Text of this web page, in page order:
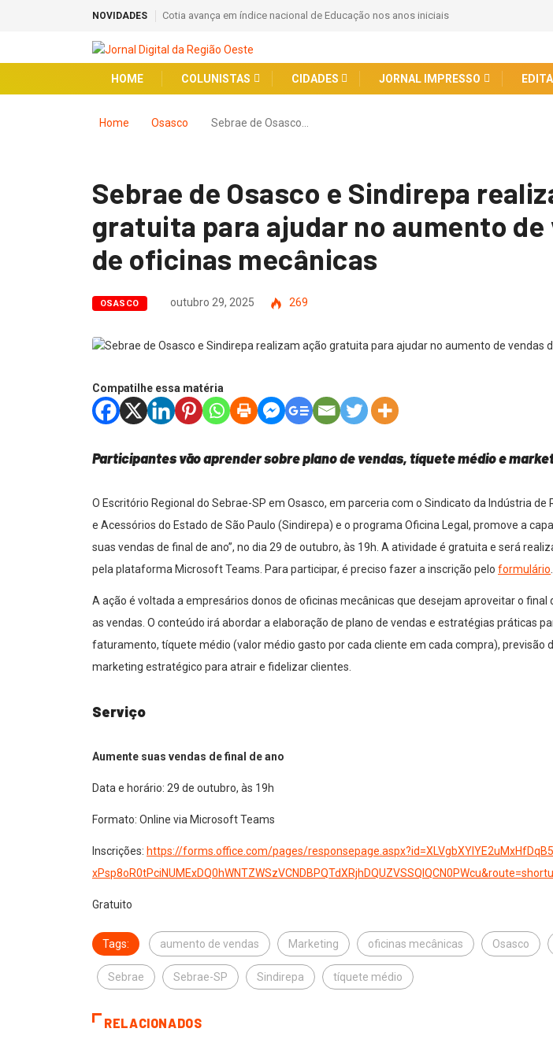
NOVIDADES Cotia avança em índice nacional de Educação nos anos iniciais
HOME COLUNISTAS CIDADES JORNAL IMPRESSO
Home Osasco Sebrae de Osasco…
Sebrae de Osasco e Sindirepa
gratuita para ajudar no aumento de
de oficinas mecânicas
OSASCO outubro 29, 2025 269
Compatilhe essa matéria
Participantes vão aprender sobre plano de vendas, tíquete médio e
O Escritório Regional do Sebrae-SP em Osasco, em parceria com o Sindicato da Indústria de
e Acessórios do Estado de São Paulo (Sindirepa) e o programa Oficina Legal, promove a
suas vendas de final de ano”, no dia 29 de outubro, às 19h. A atividade é gratuita e será
pela plataforma Microsoft Teams. Para participar, é preciso fazer a inscrição pelo formulário
A ação é voltada a empresários donos de oficinas mecânicas que desejam aproveitar o final
as vendas. O conteúdo irá abordar a elaboração de plano de vendas e estratégias práticas
faturamento, tíquete médio (valor médio gasto por cada cliente em cada compra), previsão
marketing estratégico para atrair e fidelizar clientes.
Serviço
Aumente suas vendas de final de ano
Data e horário: 29 de outubro, às 19h
Formato: Online via Microsoft Teams
Inscrições: https://forms.office.com/pages/responsepage.aspx?id=
xPsp8oR0tPciNUMExDQ0hWNTZWSzVCNDBPQTdXRjhDQUZVSSQlQCN0PWcu&
Gratuito
Tags: aumento de vendas Marketing oficinas mecânicas Osasco
Sebrae Sebrae-SP Sindirepa tíquete médio
RELACIONADOS